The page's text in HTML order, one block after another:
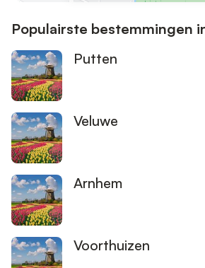
Populairste bestemmingen
Putten
Veluwe
Arnhem
Voorthuizen